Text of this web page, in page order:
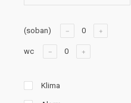
(soban)
wc
Klima